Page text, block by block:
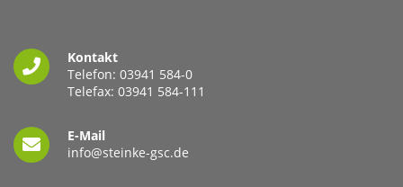
Kontakt
Telefon: 03941 584-0
Telefax: 03941 584-111
E-Mail
info@steinke-gsc.de